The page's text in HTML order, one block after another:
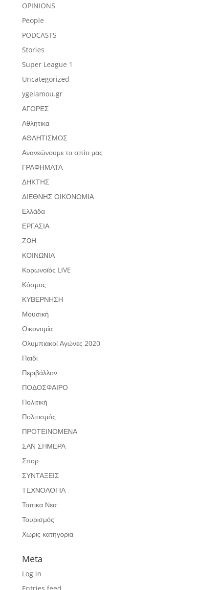
OPINIONS
People
PODCASTS
Stories
Super League 1
Uncategorized
ygeiamou.gr
ΑΓΟΡΕΣ
Αθλητικα
ΑΘΛΗΤΙΣΜΟΣ
Ανανεώνουμε το σπίτι μας
ΓΡΑΦΗΜΑΤΑ
ΔΗΚΤΗΣ
ΔΙΕΘΝΗΣ ΟΙΚΟΝΟΜΙΑ
Ελλάδα
ΕΡΓΑΣΙΑ
ΖΩΗ
ΚΟΙΝΩΝΙΑ
Κορωνοϊός LIVE
Κόσμος
ΚΥΒΕΡΝΗΣΗ
Μουσική
Οικονομία
Ολυμπιακοί Αγώνες 2020
Παιδί
Περιβάλλον
ΠΟΔΟΣΦΑΙΡΟ
Πολιτική
Πολιτισμός
ΠΡΟΤΕΙΝΟΜΕΝΑ
ΣΑΝ ΣΗΜΕΡΑ
Σπορ
ΣΥΝΤΑΞΕΙΣ
ΤΕΧΝΟΛΟΓΙΑ
Τοπικα Νεα
Τουρισμός
Χωρις κατηγορια
Meta
Log in
Entries feed